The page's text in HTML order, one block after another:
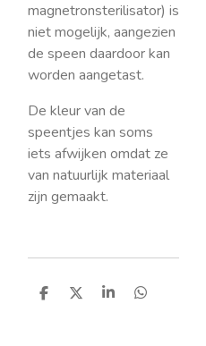
magnetronsterilisator) is
niet mogelijk, aangezien
de speen daardoor kan
worden aangetast.
De kleur van de
speentjes kan soms
iets afwijken omdat ze
van natuurlijk materiaal
zijn gemaakt.
D
D
S
D